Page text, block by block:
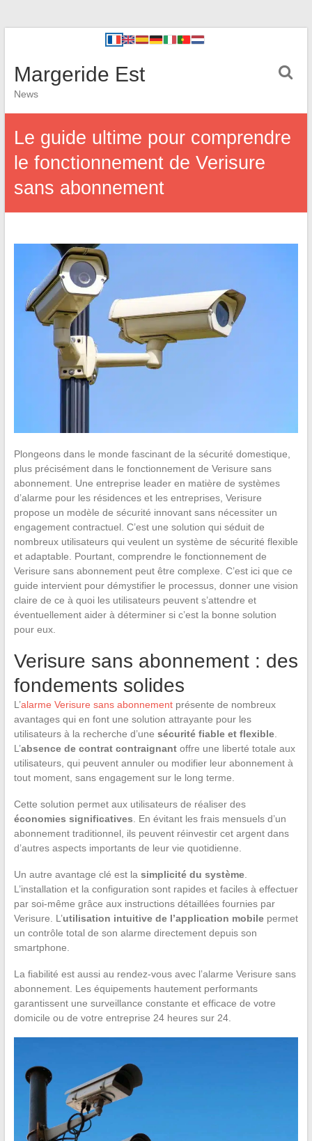
Margeride Est
News
Le guide ultime pour comprendre
le fonctionnement de Verisure
sans abonnement
Plongeons dans le monde fascinant de la sécurité domestique,
plus précisément dans le fonctionnement de Verisure sans
abonnement. Une entreprise leader en matière de systèmes
d’alarme pour les résidences et les entreprises, Verisure
propose un modèle de sécurité innovant sans nécessiter un
engagement contractuel. C’est une solution qui séduit de
nombreux utilisateurs qui veulent un système de sécurité flexible
et adaptable. Pourtant, comprendre le fonctionnement de
Verisure sans abonnement peut être complexe. C’est ici que ce
guide intervient pour démystifier le processus, donner une vision
claire de ce à quoi les utilisateurs peuvent s’attendre et
éventuellement aider à déterminer si c’est la bonne solution
pour eux.
Verisure sans abonnement : des
fondements solides
L’alarme Verisure sans abonnementprésente de nombreux
avantages qui en font une solution attrayante pour les
utilisateurs à la recherche d’une sécurité fiable et flexible.
L’absence de contrat contraignantoffre une liberté totale aux
utilisateurs, qui peuvent annuler ou modifier leur abonnement à
tout moment, sans engagement sur le long terme.
Cette solution permet aux utilisateurs de réaliser des
économies significatives. En évitant les frais mensuels d’un
abonnement traditionnel, ils peuvent réinvestir cet argent dans
d’autres aspects importants de leur vie quotidienne.
Un autre avantage clé est la simplicité du système.
L’installation et la configuration sont rapides et faciles à effectuer
par soi-même grâce aux instructions détaillées fournies par
Verisure. L’utilisation intuitive de l’application mobilepermet
un contrôle total de son alarme directement depuis son
smartphone.
La fiabilité est aussi au rendez-vous avec l’alarme Verisure sans
abonnement. Les équipements hautement performants
garantissent une surveillance constante et efficace de votre
domicile ou de votre entreprise 24 heures sur 24.